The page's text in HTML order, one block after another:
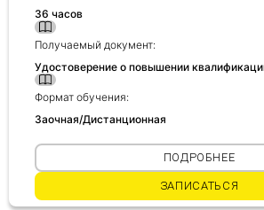
36 часов
Получаемый документ:
Удостоверение о повышении
Формат обучения:
Заочная/Дистанционная
ПОДРОБНЕЕ
ЗАПИСАТЬСЯ